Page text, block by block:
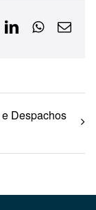
LinkedInWhatsApp
E-
Despachos